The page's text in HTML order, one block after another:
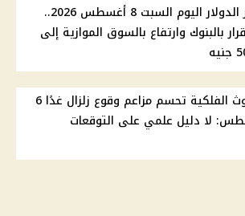
سعر الدولار اليوم السبت 8 أغسطس 2026..
بالبنوك وارتفاع بالسوق الموازية إلى
البحوث الفلكية تحسم مزاعم وقوع زلزال غدًا 6
لا دليل علمي على التوقعات